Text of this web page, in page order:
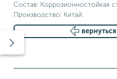
Состав: Коррозионностойкая
Производство: Китай.